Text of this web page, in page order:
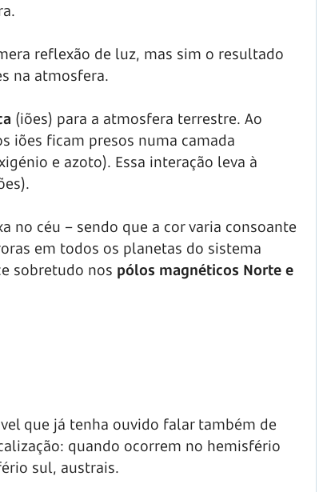
reflexão de luz, mas sim o resultado
na atmosfera.
(iões) para a atmosfera terrestre. Ao
iões ficam presos numa camada
e azoto). Essa interação leva à
no céu – sendo que a cor varia consoante
em todos os planetas do sistema
sobretudo nos pólos magnéticos Norte e
que já tenha ouvido falar também de
quando ocorrem no hemisfério
sul, austrais.